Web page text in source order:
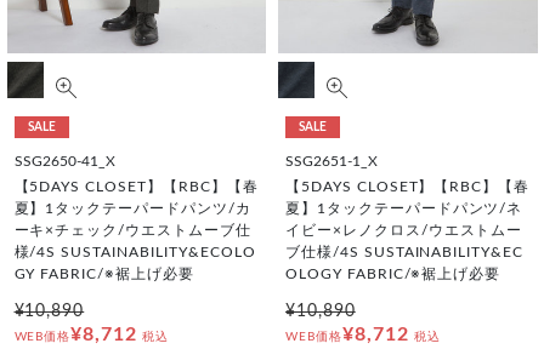
SALE
SSG2650-41_X
【5DAYS CLOSET】【RBC】【春
夏】1タックテーパードパンツ/カ
ーキ×チェック/ウエストムーブ仕
様/4S SUSTAINABILITY&ECOLO
GY FABRIC/※裾上げ必要
¥10,890
WEB価格¥8,712 税込
SALE
SSG2651-1_X
【5DAYS CLOSET】【RBC】【春
夏】1タックテーパードパンツ/ネ
イビー×レノクロス/ウエストムー
ブ仕様/4S SUSTAINABILITY&EC
OLOGY FABRIC/※裾上げ必要
¥10,890
WEB価格¥8,712 税込